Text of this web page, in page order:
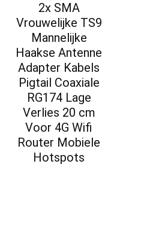
2x SMA
Vrouwelijke TS9
Mannelijke
Haakse Antenne
Adapter Kabels
Pigtail Coaxiale
RG174 Lage
Verlies 20 cm
Voor 4G Wifi
Router Mobiele
Hotspots